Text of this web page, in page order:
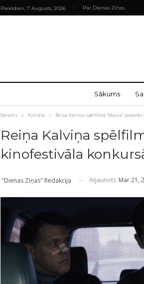
Piektdien, 7 Augusts, 2026 Par Dienas Ziņas
Sākums
Sākums Kultūra Reiņa Kalviņa spēlfilma “Maiņa”
Reiņa Kalviņa
kinofestivāla
"Dienas Ziņas" Redakcija Atjaunots Mar 21,